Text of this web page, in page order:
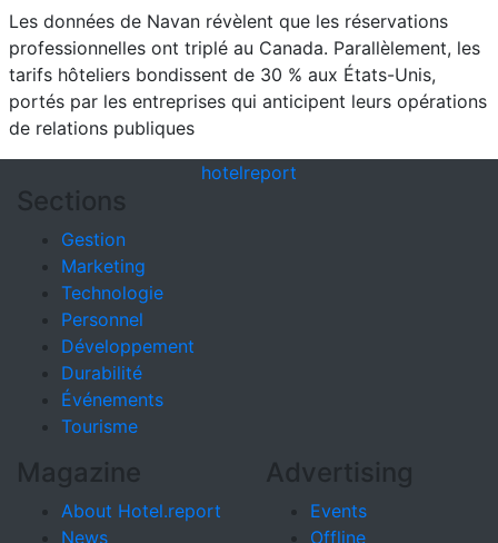
Les données de Navan révèlent que les réservations
professionnelles ont triplé au Canada. Parallèlement, les
tarifs hôteliers bondissent de 30 % aux États-Unis,
portés par les entreprises qui anticipent leurs opérations
de relations publiques
hotelreport
Sections
Gestion
Marketing
Technologie
Personnel
Développement
Durabilité
Événements
Tourisme
Magazine
About Hotel.report
News
Advertising
Events
Offline